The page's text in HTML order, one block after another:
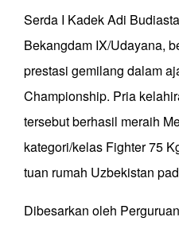
Serda I Kadek Adi
Bekangdam IX/Udayana,
prestasi gemilang dalam
Championship. Pria
tersebut berhasil meraih
kategori/kelas Fighter 75
tuan rumah Uzbekistan
Dibesarkan oleh